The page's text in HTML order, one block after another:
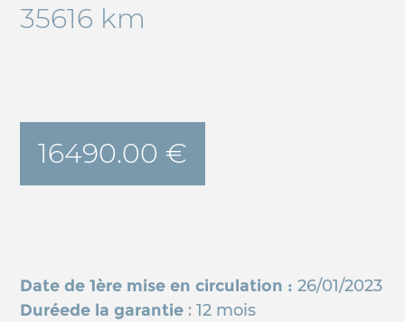
35616 km
16490.00 €
Date de 1ère mise en circulation :26/01/2023
Duréede la garantie : 12 mois